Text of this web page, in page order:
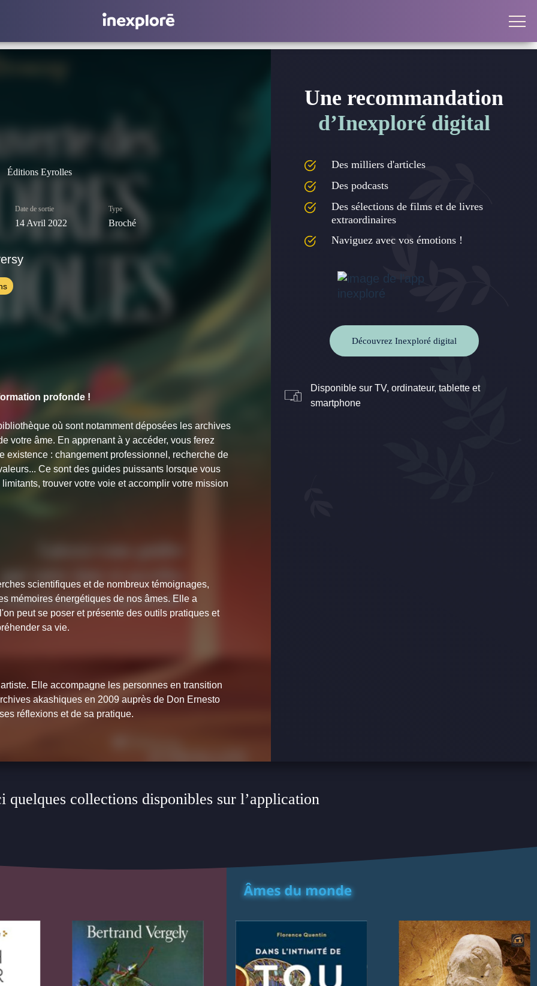
Éditions Eyrolles
Date de sortie
14 Avril 2022
Type
Broché
profonde !
où sont notamment déposées les archives
votre âme. En apprenant à y accéder, vous ferez
existence : changement professionnel, recherche de
Ce sont des guides puissants lorsque vous
trouver votre voie et accomplir votre mission
scientifiques et de nombreux témoignages,
mémoires énergétiques de nos âmes. Elle a
peut se poser et présente des outils pratiques et
sa vie.
Elle accompagne les personnes en transition
akashiques en 2009 auprès de Don Ernesto
réflexions et de sa pratique.
Une recommandation
d’Inexploré digital
Des milliers d'articles
Des podcasts
Des sélections de films et de livres
extraordinaires
Naviguez avec vos émotions !
Découvrez Inexploré digital
Disponible sur TV, ordinateur, tablette et
smartphone
quelques collections disponibles sur l’application